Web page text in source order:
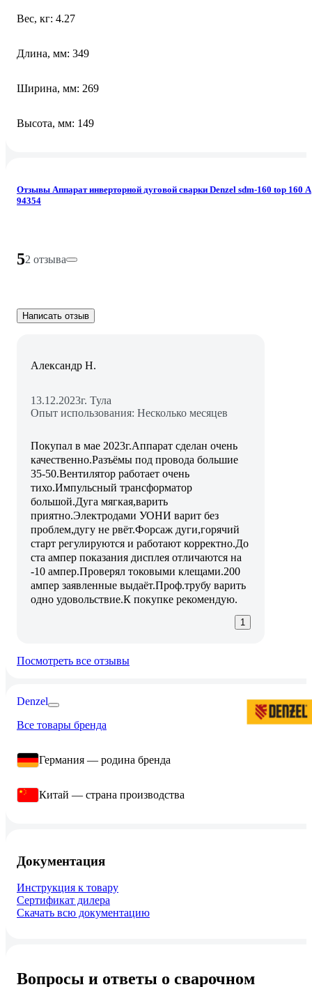
Вес, кг: 4.27
Длина, мм: 349
Ширина, мм: 269
Высота, мм: 149
Отзывы Аппарат инверторной дуговой сварки Denzel sdm-160 top 160 А
94354
52 отзыва
Написать отзыв
Александр Н.
13.12.2023г. Тула
Опыт использования: Несколько месяцев
Покупал в мае 2023г.Аппарат сделан очень
качественно.Разъёмы под провода большие
35-50.Вентилятор работает очень
тихо.Импульсный трансформатор
большой.Дуга мягкая,варить
приятно.Электродами УОНИ варит без
проблем,дугу не рвёт.Форсаж дуги,горячий
старт регулируются и работают корректно.До
ста ампер показания дисплея отличаются на
-10 ампер.Проверял токовыми клещами.200
ампер заявленные выдаёт.Проф.трубу варить
одно удовольствие.К покупке рекомендую.
1
Посмотреть все отзывы
Denzel
Все товары бренда
Германия — родина бренда
Китай — страна производства
Документация
Инструкция к товару
Сертификат дилера
Скачать всю документацию
Вопросы и ответы о сварочном